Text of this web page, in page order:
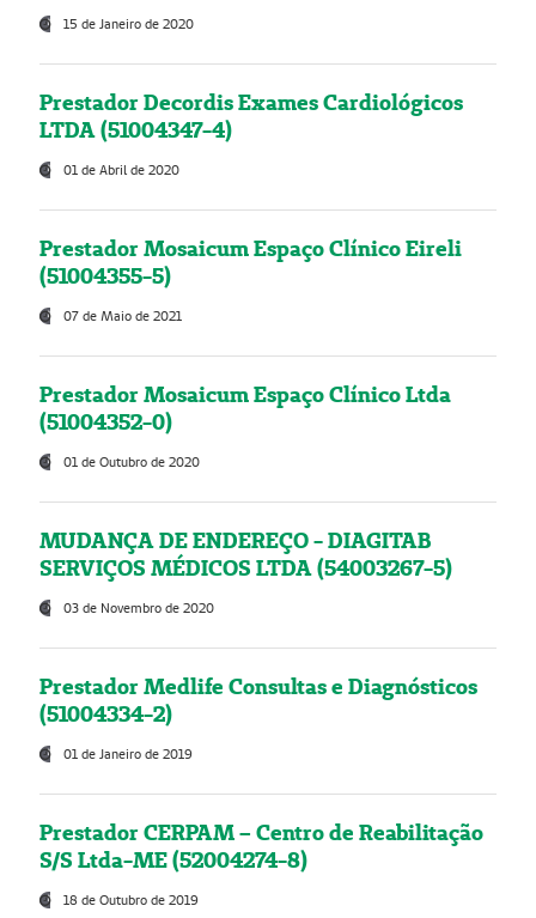
15 de Janeiro de 2020
Prestador Decordis Exames Cardiológicos
LTDA (51004347-4)
01 de Abril de 2020
Prestador Mosaicum Espaço Clínico Eireli
(51004355-5)
07 de Maio de 2021
Prestador Mosaicum Espaço Clínico Ltda
(51004352-0)
01 de Outubro de 2020
MUDANÇA DE ENDEREÇO - DIAGITAB
SERVIÇOS MÉDICOS LTDA (54003267-5)
03 de Novembro de 2020
Prestador Medlife Consultas e Diagnósticos
(51004334-2)
01 de Janeiro de 2019
Prestador CERPAM – Centro de Reabilitação
S/S Ltda-ME (52004274-8)
18 de Outubro de 2019